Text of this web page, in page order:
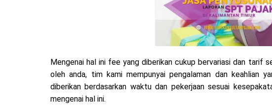
Mengenai hal ini fee yang diberikan cukup bervariasi dan tarif
oleh anda, tim kami mempunyai pengalaman dan keahlian
diberikan berdasarkan waktu dan pekerjaan sesuai
mengenai hal ini.